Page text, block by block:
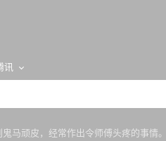
讯
堂曾发生离奇惨剧，屋顶的十字架遭雷劈，将神父活活插死，教堂从